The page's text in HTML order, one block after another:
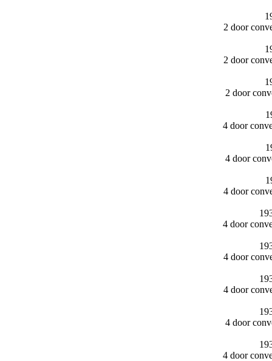
2 door
2 door
2 door
4 door
4 door
4 door
4 door
4 door
4 door
4 door
4 door